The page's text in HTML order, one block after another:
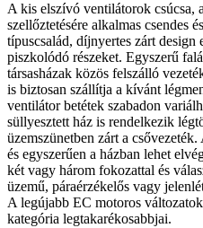
A kis elszívó ventilátorok csúcsa,
szellőztetésére alkalmas csendes
típuscsalád, díjnyertes zárt design
piszkolódó részeket. Egyszerű
társasházak közös felszálló
is biztosan szállítja a kívánt
ventilátor betétek szabadon
süllyesztett ház is rendelkezik
üzemszünetben zárt a
és egyszerűen a házban lehet
két vagy három fokozattal és
üzemű, páraérzékelős vagy
A legújabb EC motoros
kategória legtakarékosabbjai.